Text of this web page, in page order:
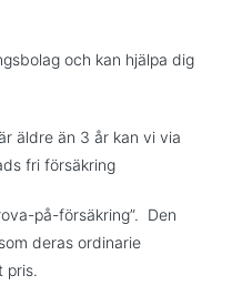
och kan hjälpa dig
äldre än 3 år kan vi via
fri försäkring
på-försäkring”. Den
deras ordinarie
pris.